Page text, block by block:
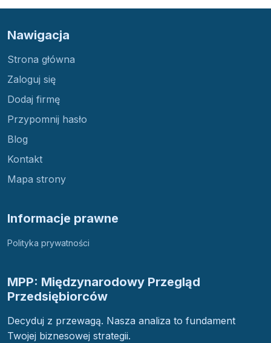
Nawigacja
Strona główna
Zaloguj się
Dodaj firmę
Przypomnij hasło
Blog
Kontakt
Mapa strony
Informacje prawne
Polityka prywatności
MPP: Międzynarodowy Przegląd
Przedsiębiorców
Decyduj z przewagą. Nasza analiza to fundament
Twojej biznesowej strategii.